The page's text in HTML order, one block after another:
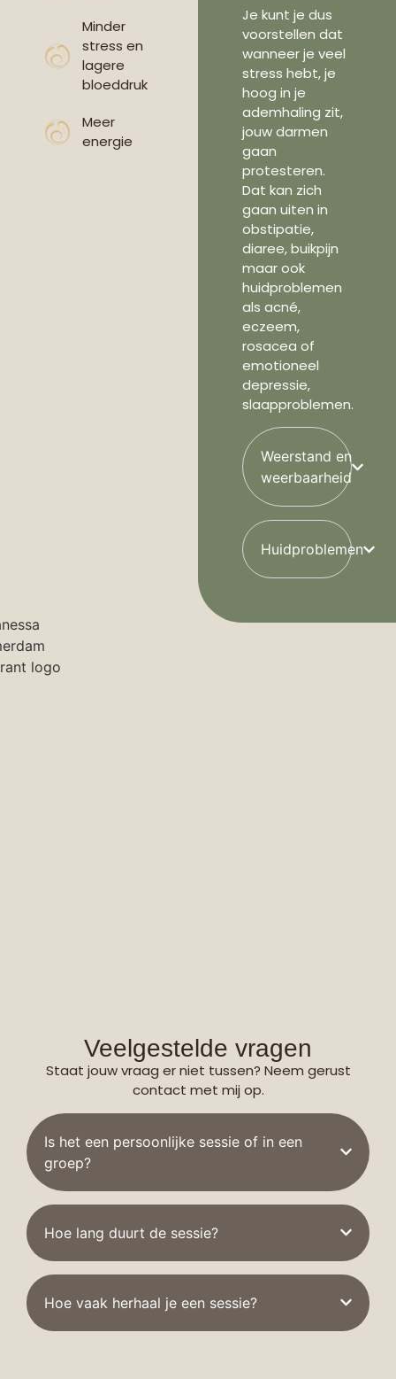
Minder
stress en
lagere
bloeddruk
Meer
energie
Je kunt je dus
voorstellen dat
wanneer je veel
stress hebt, je
hoog in je
ademhaling zit,
jouw darmen
gaan
protesteren.
Dat kan zich
gaan uiten in
obstipatie,
diaree, buikpijn
maar ook
huidproblemen
als acné,
eczeem,
rosacea of
emotioneel
depressie,
slaapproblemen.
Weerstand en
weerbaarheid
Huidproblemen
Veelgestelde vragen
Staat jouw vraag er niet tussen? Neem gerust
contact met mij op.
Is het een persoonlijke sessie of in een
groep?
Hoe lang duurt de sessie?
Hoe vaak herhaal je een sessie?